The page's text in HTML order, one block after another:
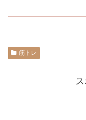
筋トレ